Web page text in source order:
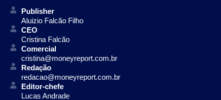
Publisher
Aluizio Falcão Filho
CEO
Cristina Falcão
Comercial
cristina@moneyreport.com.br
Redação
redacao@moneyreport.com.br
Editor-chefe
Lucas Andrade